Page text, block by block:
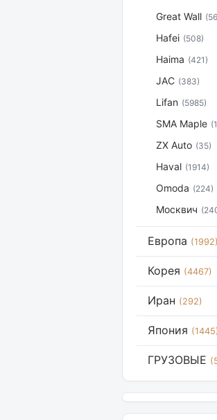
Great Wall
Hafei (508)
Haima (421)
JAC (383)
Lifan (5985)
SMA Maple
ZX Auto (35)
Haval (1914)
Omoda (224)
Москвич
Европа (1992)
Корея (4467)
Иран (292)
Япония
ГРУЗОВЫЕ